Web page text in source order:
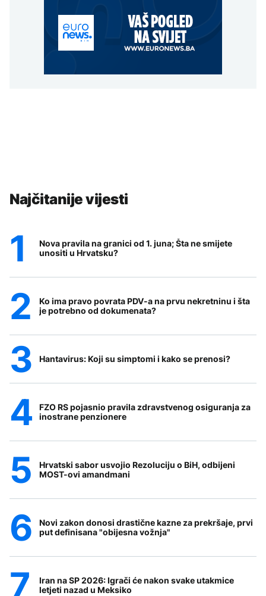
Najčitanije vijesti
Nova pravila na granici od 1. juna; Šta ne smijete
unositi u Hrvatsku?
Ko ima pravo povrata PDV-a na prvu nekretninu i šta
je potrebno od dokumenata?
Hantavirus: Koji su simptomi i kako se prenosi?
FZO RS pojasnio pravila zdravstvenog osiguranja za
inostrane penzionere
Hrvatski sabor usvojio Rezoluciju o BiH, odbijeni
MOST-ovi amandmani
Novi zakon donosi drastične kazne za prekršaje, prvi
put definisana "obijesna vožnja"
Iran na SP 2026: Igrači će nakon svake utakmice
letjeti nazad u Meksiko